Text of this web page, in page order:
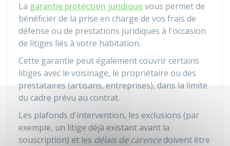
La garantie protection juridiquevous permet de
bénéficier de la prise en charge de vos frais de
défense ou de prestations juridiques à l'occasion
de litiges liés à votre habitation.
Cette garantie peut également couvrir certains
litiges avec le voisinage, le propriétaire ou des
prestataires (artisans, entreprises), dans la limite
du cadre prévu au contrat.
Les plafonds d'intervention, les exclusions (par
exemple, un litige déjà existant avant la
souscription) et les délais de carencedoivent être